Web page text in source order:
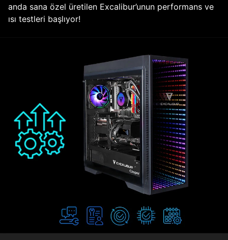
anda sana özel üretilen Excalibur’unun performans ve
ısı testleri başlıyor!